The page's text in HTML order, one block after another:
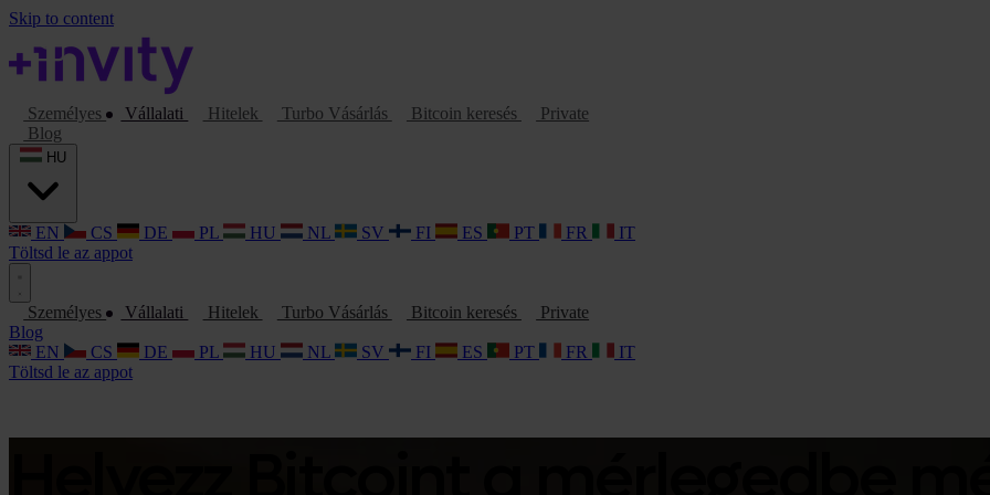
Skip to content
Személyes Vállalati Hitelek Turbo Vásárlás Bitcoin keresés
Private
Blog
EN CS DE PL HU NL SV FI ES PT FR
IT
Töltsd le az appot
Személyes Vállalati Hitelek Turbo Vásárlás Bitcoin keresés
Private
Blog
EN
CS DE PL HU NL SV FI ES PT FR
IT
Töltsd le az appot